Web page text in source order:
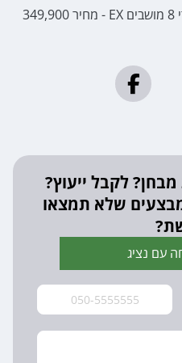
קיה קרניבל 1.6 טורבו היברידי 8 מושבים EX - מחיר 349,900
לקבל ייעוץ?
שלא תמצאו
עם נציג